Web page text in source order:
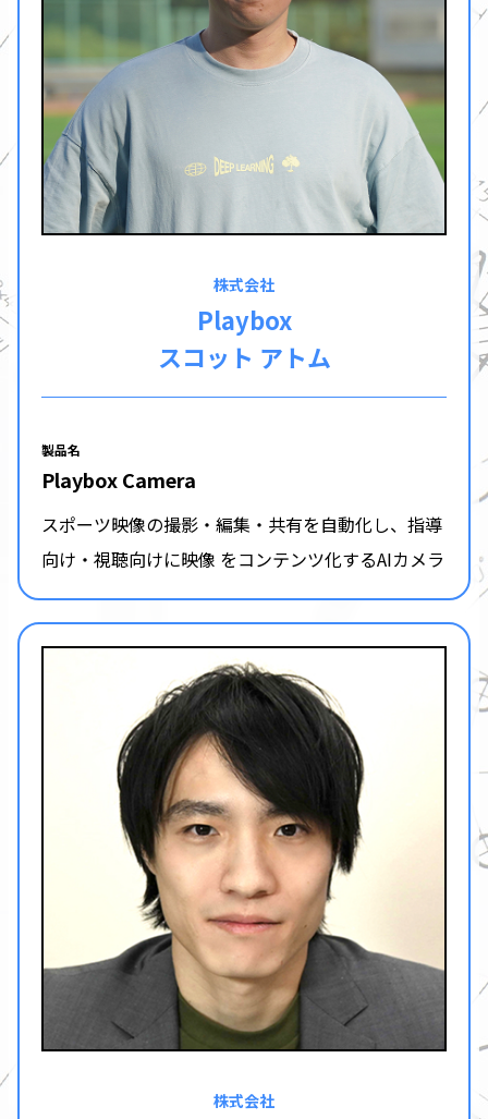
株式会社
Playbox
スコット アトム
製品名
Playbox Camera
スポーツ映像の撮影・編集・共有を自動化し、指導
向け・視聴向けに映像 をコンテンツ化するAIカメラ
株式会社